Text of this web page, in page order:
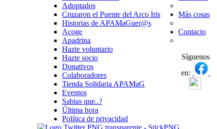
Adoptados
Cruzaron el Puente del Arco Iris
Historias de APAMaGuer@s
Acoge
Apadrina
Hazte voluntario
Hazte socio
Donativos
Colaboradores
Más cosas
Tienda Solidaria APAMaG
Eventos
Sabias que..?
Última hora
Contacto
Política de privacidad
Síguenos
en: